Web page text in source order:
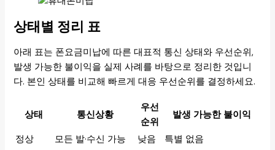
상태별 정리 표
아래 표는 폰요금미납에 따른 대표적 통신 상태와 우선순위,
발생 가능한 불이익을 실제 사례를 바탕으로 정리한 것입니
다. 본인 상태를 비교해 빠르게 대응 우선순위를 결정하세요.
상태 통신상황
우선
순위
발생 가능한 불이익
정상 모든 발·수신 가능 낮음
특별 없음